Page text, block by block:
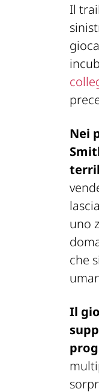
Il
Nei
uno
che
Il